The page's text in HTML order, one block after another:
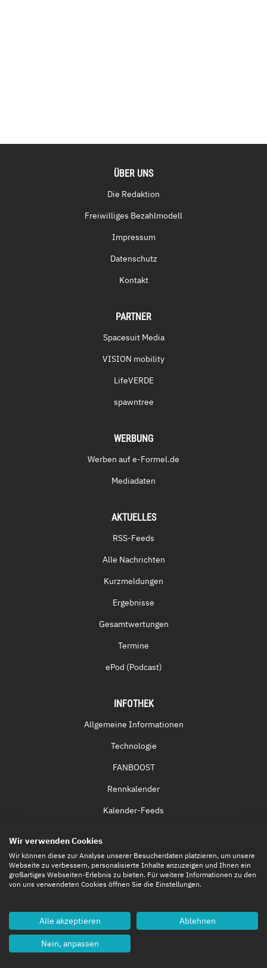
ÜBER UNS
Die Redaktion
Freiwilliges Bezahlmodell
Impressum
Datenschutz
Kontakt
PARTNER
Spacesuit Media
VISION mobility
LifeVERDE
spawntree
WERBUNG
Werben auf e-Formel.de
Mediadaten
AKTUELLES
RSS-Feeds
Alle Nachrichten
Kurzmeldungen
Ergebnisse
Gesamtwertungen
Termine
ePod (Podcast)
INFOTHEK
Allgemeine Informationen
Technologie
FANBOOST
Rennkalender
Kalender-Feeds
Eintrittskarten
Wir verwenden Cookies
Wir können diese zur Analyse unserer Besucherdaten platzieren, um unsere
Webseite zu verbessern, personalisierte Inhalte anzuzeigen und Ihnen ein
großartiges Webseiten-Erlebnis zu bieten. Für weitere Informationen zu den
von uns verwendeten Cookies öffnen Sie die Einstellungen.
Alle akzeptieren Ablehnen
Nein, anpassen